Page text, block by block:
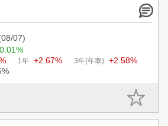
07)
1年 +2.67% 3年(年率) +2.58%